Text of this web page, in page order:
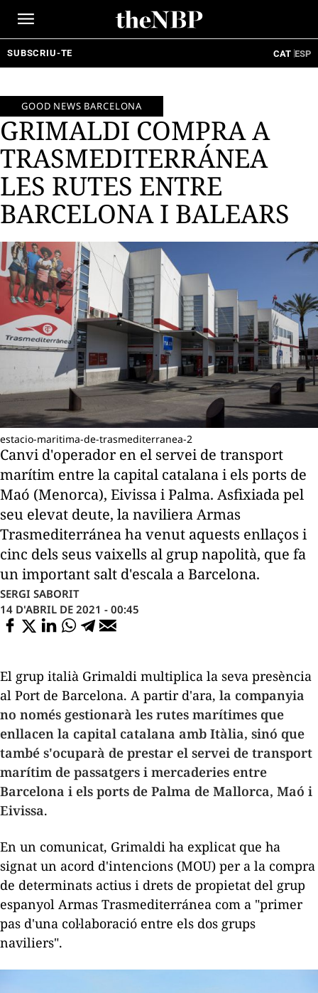
SUBSCRIU-TE CAT ESP
GOOD NEWS BARCELONA
GRIMALDI COMPRA A
TRASMEDITERRÁNEA
LES RUTES ENTRE
BARCELONA I BALEARS
estacio-maritima-de-trasmediterranea-2
Canvi d'operador en el servei de transport
marítim entre la capital catalana i els ports de
Maó (Menorca), Eivissa i Palma. Asfixiada pel
seu elevat deute, la naviliera Armas
Trasmediterránea ha venut aquests enllaços i
cinc dels seus vaixells al grup napolità, que fa
un important salt d'escala a Barcelona.
SERGI SABORIT
14 D'ABRIL DE 2021 - 00:45
El grup italià Grimaldi multiplica la seva presència
al Port de Barcelona. A partir d'ara, la companyia
no només gestionarà les rutes marítimes que
enllacen la capital catalana amb Itàlia, sinó que
també s'ocuparà de prestar el servei de transport
marítim de passatgers i mercaderies entre
Barcelona i els ports de Palma de Mallorca, Maó i
Eivissa.
En un comunicat, Grimaldi ha explicat que ha
signat un acord d'intencions (MOU) per a la compra
de determinats actius i drets de propietat del grup
espanyol Armas Trasmediterránea com a "primer
pas d'una col·laboració entre els dos grups
naviliers".